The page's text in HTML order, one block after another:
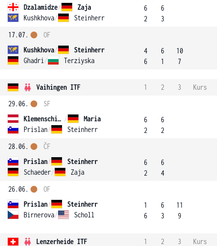
Dzalamidze/
Zaja
Kushkhova/ Steinherr
6
2
6
3
17.07.
Kushkhova/
Steinherr
Ghadri / Terziyska
OF
4
6
6
1
10
7
Vaihingen ITF 1 2 3
Kurs
29.06.
Klemenschits /
Maria
Prislan/ Steinherr
SF
6
2
6
2
28.06.
Prislan/
Steinherr
Schaeder/ Zaja
ČF
6
2
6
4
26.06.
Prislan/
Steinherr
Birnerova/ Scholl
OF
1
6
6
3
11
9
Lenzerheide ITF 1 2 3
Kurs